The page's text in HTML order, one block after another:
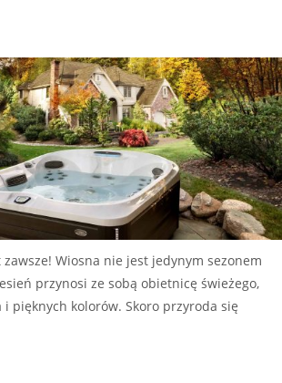
zawsze! Wiosna nie jest jedynym sezonem
przynosi ze sobą obietnicę świeżego,
i pięknych kolorów. Skoro przyroda się